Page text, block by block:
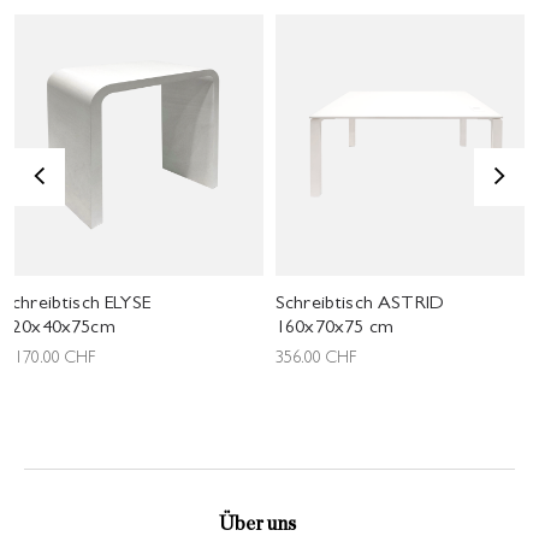
Schreibtisch ELYSE
120x40x75cm
1'170.00 CHF
Schreibtisch ASTRID
160x70x75 cm
356.00 CHF
< >
Über uns